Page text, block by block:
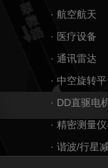
· 航空航天
· 医疗设备
· 通讯雷达
· 中空旋转
· DD直驱电
· 精密测量
· 谐波/行星